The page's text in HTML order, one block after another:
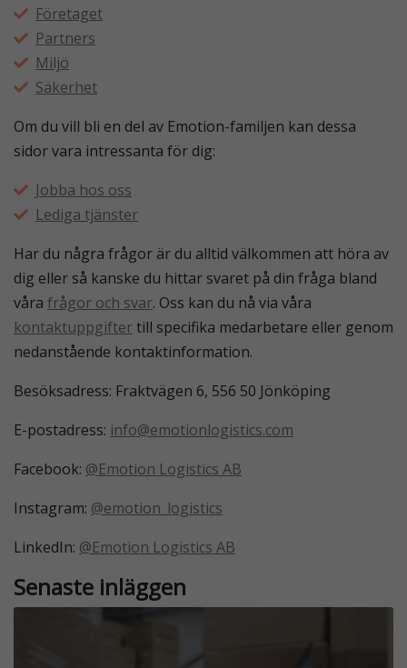
Företaget
Partners
Miljö
Säkerhet
Om du vill bli en del av Emotion-familjen kan dessa
sidor vara intressanta för dig:
Jobba hos oss
Lediga tjänster
Har du några frågor är du alltid välkommen att höra av
dig eller så kanske du hittar svaret på din fråga bland
våra frågor och svar. Oss kan du nå via våra
kontaktuppgiftertill specifika medarbetare eller genom
nedanstående kontaktinformation.
Besöksadress: Fraktvägen 6, 556 50 Jönköping
E-postadress: info@emotionlogistics.com
Facebook: @Emotion Logistics AB
Instagram: @emotion_logistics
LinkedIn: @Emotion Logistics AB
Senaste inläggen